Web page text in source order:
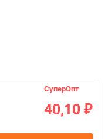
СуперОпт
40,10 ₽